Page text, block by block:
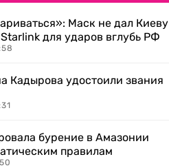
Маск не дал Киеву
Starlink для ударов вглубь РФ
Кадырова удостоили звания
бурение в Амазонии
правилам